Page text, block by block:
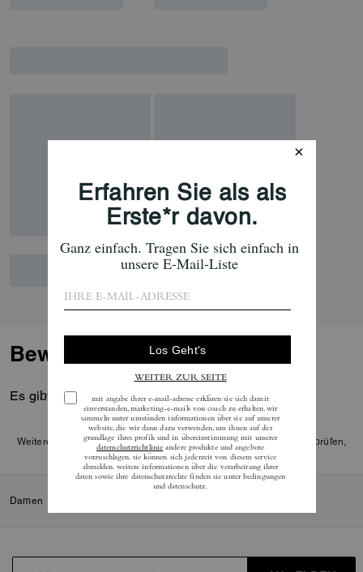
Bewertungen
Es gibt noch keine Reviews.
Weitere Informationen darüber, wie wir unsere Bewertungen überprüfen,
finden Siehier .
Damen